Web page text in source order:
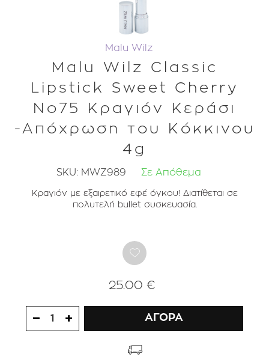
Malu Wilz
Malu Wilz Classic
Lipstick Sweet Cherry
No75 Κραγιόν Κεράσι
-Απόχρωση του Κόκκινου
4g
SKU: MWZ989 Σε Απόθεμα
Κραγιόν με εξαιρετικό εφέ όγκου! Διατίθεται σε
πολυτελή bullet συσκευασία.
25.00 €
1 ΑΓΟΡΑ